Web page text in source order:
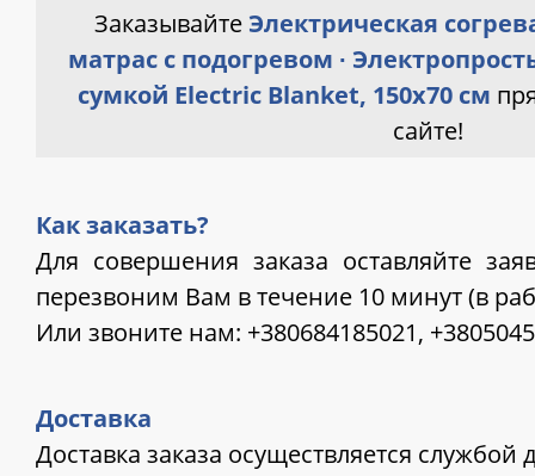
Заказывайте Электрическая
матрас с подогревом ∙
сумкой Electric Blanket, 150х70 см
сайте!
Как заказать?
Для совершения заказа оставляйте
перезвоним Вам в течение 10 минут (в
Или звоните нам: +380684185021,
Доставка
Доставка заказа осуществляется службой